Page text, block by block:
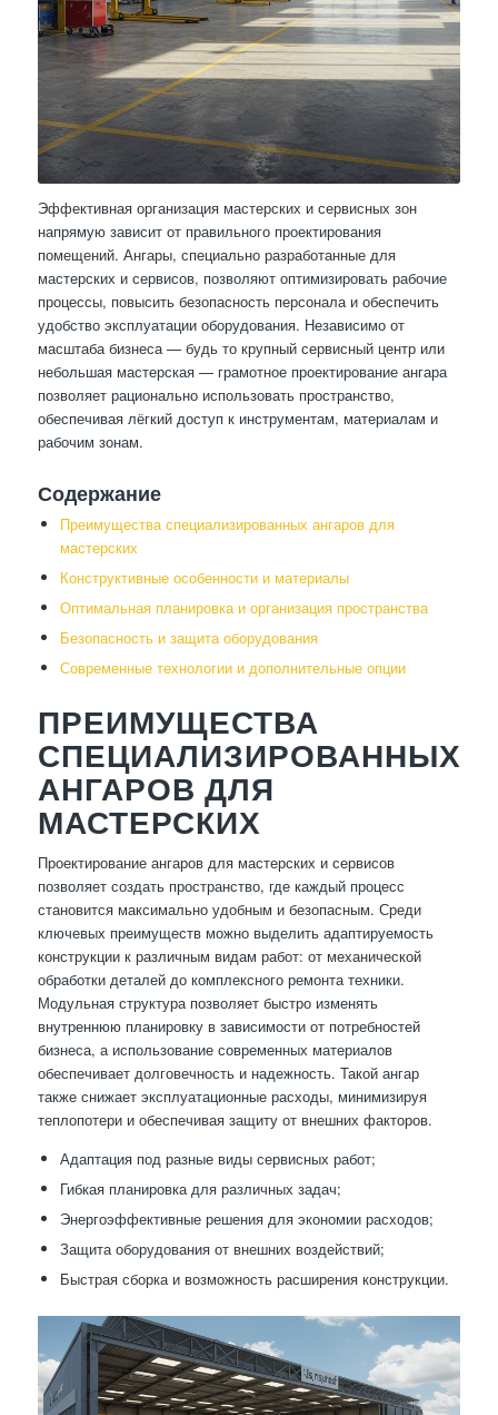
Эффективная организация мастерских и сервисных зон
напрямую зависит от правильного проектирования
помещений. Ангары, специально разработанные для
мастерских и сервисов, позволяют оптимизировать рабочие
процессы, повысить безопасность персонала и обеспечить
удобство эксплуатации оборудования. Независимо от
масштаба бизнеса — будь то крупный сервисный центр или
небольшая мастерская — грамотное проектирование ангара
позволяет рационально использовать пространство,
обеспечивая лёгкий доступ к инструментам, материалам и
рабочим зонам.
Содержание
Преимущества специализированных ангаров для
мастерских
Конструктивные особенности и материалы
Оптимальная планировка и организация пространства
Безопасность и защита оборудования
Современные технологии и дополнительные опции
ПРЕИМУЩЕСТВА
СПЕЦИАЛИЗИРОВАННЫХ
АНГАРОВ ДЛЯ
МАСТЕРСКИХ
Проектирование ангаров для мастерских и сервисов
позволяет создать пространство, где каждый процесс
становится максимально удобным и безопасным. Среди
ключевых преимуществ можно выделить адаптируемость
конструкции к различным видам работ: от механической
обработки деталей до комплексного ремонта техники.
Модульная структура позволяет быстро изменять
внутреннюю планировку в зависимости от потребностей
бизнеса, а использование современных материалов
обеспечивает долговечность и надежность. Такой ангар
также снижает эксплуатационные расходы, минимизируя
теплопотери и обеспечивая защиту от внешних факторов.
Адаптация под разные виды сервисных работ;
Гибкая планировка для различных задач;
Энергоэффективные решения для экономии расходов;
Защита оборудования от внешних воздействий;
Быстрая сборка и возможность расширения конструкции.